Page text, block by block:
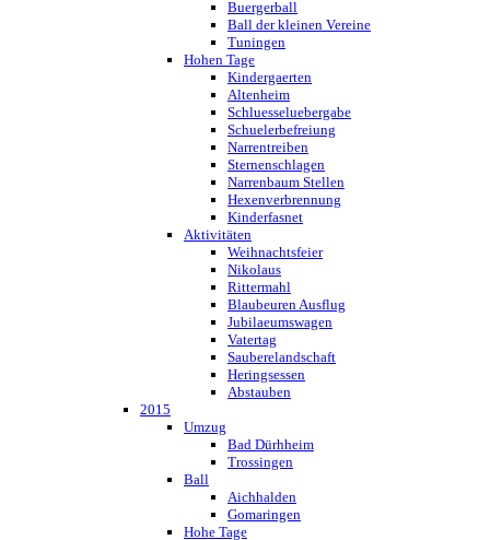
Buergerball
Ball der kleinen Vereine
Tuningen
Hohen Tage
Kindergaerten
Altenheim
Schluesseluebergabe
Schuelerbefreiung
Narrentreiben
Sternenschlagen
Narrenbaum Stellen
Hexenverbrennung
Kinderfasnet
Aktivitäten
Weihnachtsfeier
Nikolaus
Rittermahl
Blaubeuren Ausflug
Jubilaeumswagen
Vatertag
Sauberelandschaft
Heringsessen
Abstauben
2015
Umzug
Bad Dürhheim
Trossingen
Ball
Aichhalden
Gomaringen
Hohe Tage